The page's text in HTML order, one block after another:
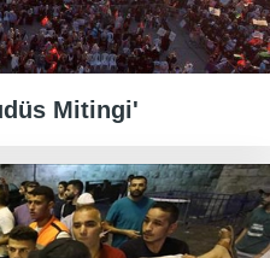
Mitingi'